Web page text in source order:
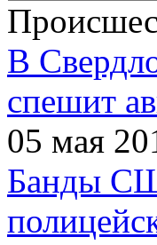
В
спешит
05 мая
Банды